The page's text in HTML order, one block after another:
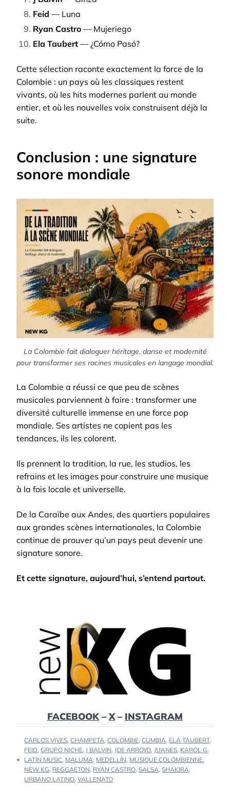
Feid — Luna
Ryan Castro — Mujeriego
Ela Taubert — ¿Cómo Pasó?
Cette sélection raconte exactement la force de la
Colombie : un pays où les classiques restent
vivants, où les hits modernes parlent au monde
entier, et où les nouvelles voix construisent déjà la
suite.
Conclusion : une signature
sonore mondiale
La Colombie fait dialoguer héritage, danse et modernité
pour transformer ses racines musicales en langage mondial.
La Colombie a réussi ce que peu de scènes
musicales parviennent à faire : transformer une
diversité culturelle immense en une force pop
mondiale. Ses artistes ne copient pas les
tendances, ils les colorent.
Ils prennent la tradition, la rue, les studios, les
refrains et les images pour construire une musique
à la fois locale et universelle.
De la Caraïbe aux Andes, des quartiers populaires
aux grandes scènes internationales, la Colombie
continue de prouver qu’un pays peut devenir une
signature sonore.
Et cette signature, aujourd’hui, s’entend partout.
FACEBOOK–X– INSTAGRAM
TAGS
:
CARLOS VIVES,CHAMPETA,COLOMBIE,CUMBIA, ELA TAUBERT,
FEID,GRUPO NICHE, J BALVIN, JOE ARROYO, JUANES, KAROL G,
LATIN MUSIC, MALUMA, MEDELLÍN, MUSIQUE COLOMBIENNE,
NEW KG, REGGAETON, RYAN CASTRO,SALSA,SHAKIRA,
URBANO LATINO,VALLENATO